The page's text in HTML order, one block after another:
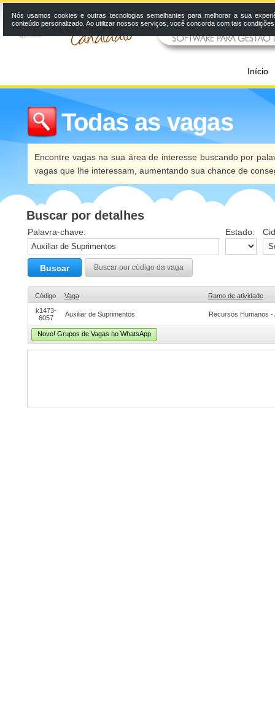
Início
Todas as vagas
Encontre vagas na sua área de interesse buscando por
vagas que lhe interessam, aumentando sua chance de
Buscar por detalhes
Palavra-chave: Estado:
Buscar Buscar por código da vaga
Código Vaga
Ramo de atividade
k1473-
6057
Auxiliar de Suprimentos Recursos Humanos -
Novo! Grupos de Vagas no WhatsApp
Nós usamos cookies e outras tecnologias semelhantes para melhorar a sua
conteúdo personalizado. Ao utilizar nossos serviços, você concorda com tais